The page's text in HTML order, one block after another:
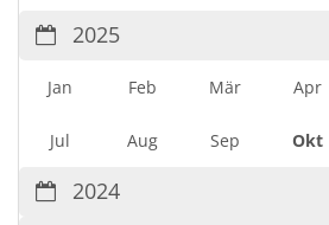
2025
Jan Feb Mär Apr
Jul Aug Sep Okt
2024